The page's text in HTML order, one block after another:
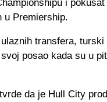
i
u Premiership.
transfera,
posao kada su u
da je Hull City